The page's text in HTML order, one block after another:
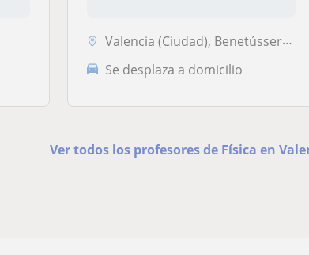
Valencia (Ciudad), Benetússer, Lugar Nuevo de la Corona, Sedaví
Se desplaza a domicilio
Ver todos los profesores de Física en